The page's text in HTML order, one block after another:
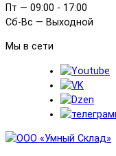
Пт — 09:00 - 17:00
Сб-Вс — Выходной
Мы в сети